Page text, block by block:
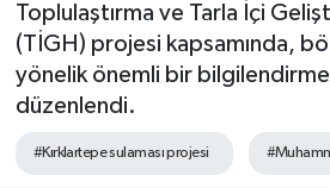
Toplulaştırma ve Tarla İçi
(TİGH) projesi kapsamında,
yönelik önemli bir bilgilendirme
düzenlendi.
#Kırklartepe sulaması projesi
Haber Arşivi